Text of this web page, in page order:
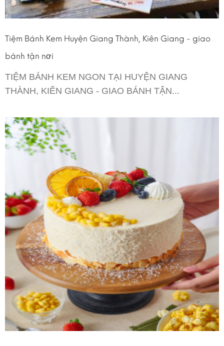
Tiệm Bánh Kem Huyện Giang Thành, Kiên Giang - giao
bánh tận nơi
TIỆM BÁNH KEM NGON TẠI HUYỆN GIANG
THÀNH, KIÊN GIANG - GIAO BÁNH TẬN...